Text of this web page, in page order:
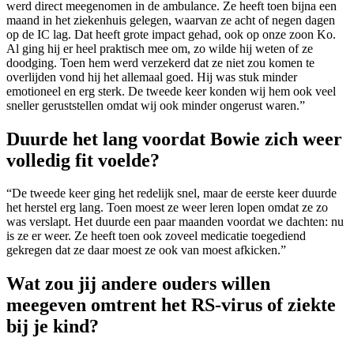
werd direct meegenomen in de ambulance. Ze heeft toen bijna een
maand in het ziekenhuis gelegen, waarvan ze acht of negen dagen
op de IC lag. Dat heeft grote impact gehad, ook op onze zoon Ko.
Al ging hij er heel praktisch mee om, zo wilde hij weten of ze
doodging. Toen hem werd verzekerd dat ze niet zou komen te
overlijden vond hij het allemaal goed. Hij was stuk minder
emotioneel en erg sterk. De tweede keer konden wij hem ook veel
sneller geruststellen omdat wij ook minder ongerust waren.”
Duurde het lang voordat Bowie zich weer
volledig fit voelde?
“De tweede keer ging het redelijk snel, maar de eerste keer duurde
het herstel erg lang. Toen moest ze weer leren lopen omdat ze zo
was verslapt. Het duurde een paar maanden voordat we dachten: nu
is ze er weer. Ze heeft toen ook zoveel medicatie toegediend
gekregen dat ze daar moest ze ook van moest afkicken.”
Wat zou jij andere ouders willen
meegeven omtrent het RS-virus of ziekte
bij je kind?